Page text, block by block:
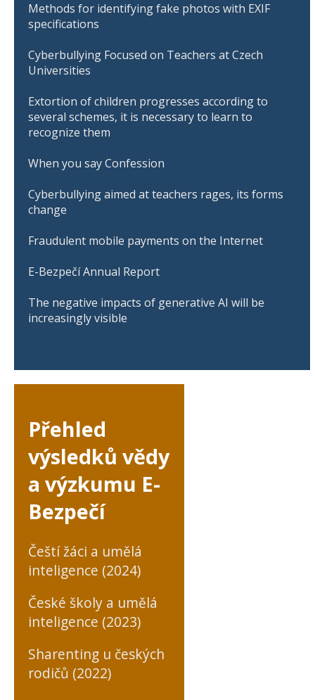
Methods for identifying fake photos with EXIF
specifications
Cyberbullying Focused on Teachers at Czech
Universities
Extortion of children progresses according to
several schemes, it is necessary to learn to
recognize them
When you say Confession
Cyberbullying aimed at teachers rages, its forms
change
Fraudulent mobile payments on the Internet
E-Bezpečí Annual Report
The negative impacts of generative AI will be
increasingly visible
Přehled
výsledků vědy
a výzkumu E-
Bezpečí
Čeští žáci a umělá
inteligence (2024)
České školy a umělá
inteligence (2023)
Sharenting u českých
rodičů (2022)